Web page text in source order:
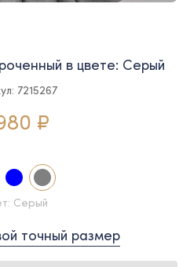
в цвете: Серый
7215267
₽
Серый
точный размер